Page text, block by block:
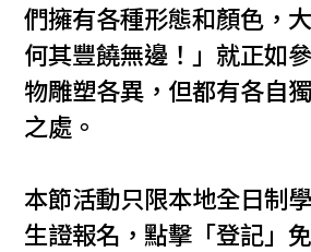
們擁有各種形態和顏色，
何其豐饒無邊！」就正如
物雕塑各異，但都有各自
之處。
本節活動只限本地全日制
生證報名，點擊「登記」